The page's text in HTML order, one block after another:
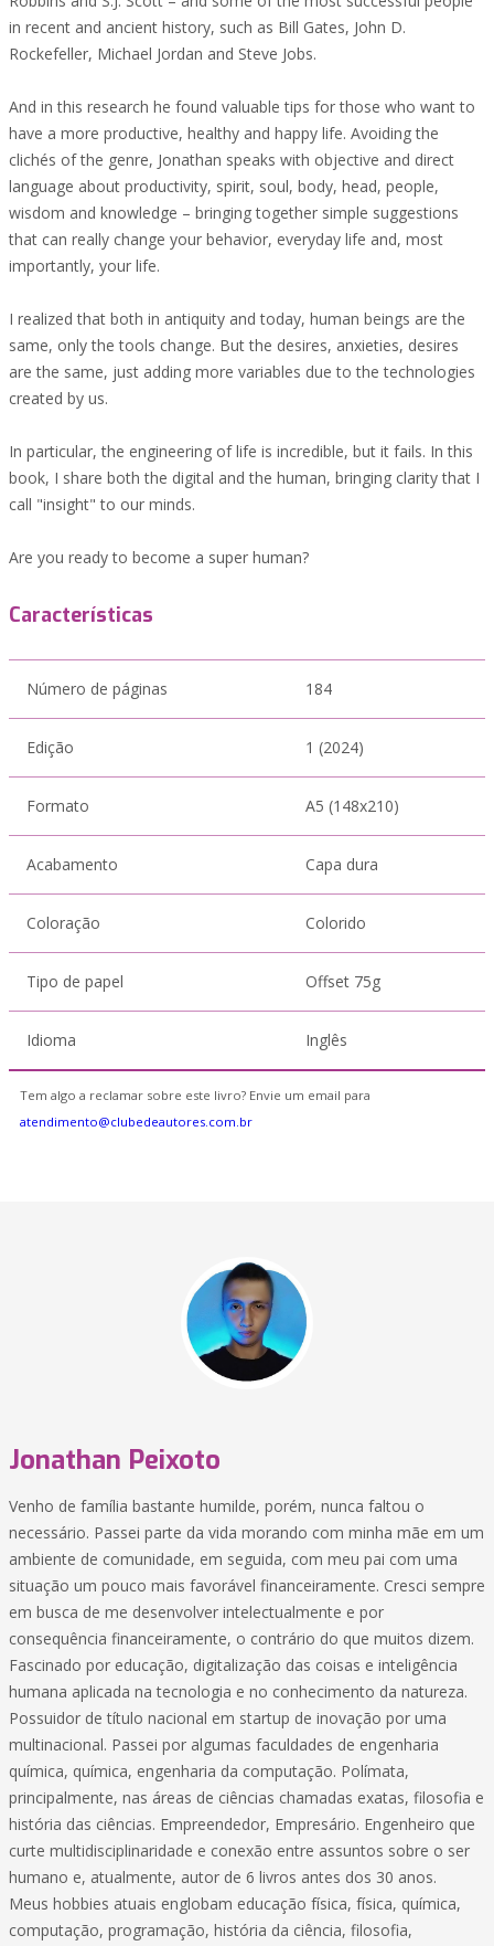
in recent and ancient history, such as Bill Gates, John D.
Rockefeller, Michael Jordan and Steve Jobs.
And in this research he found valuable tips for those who want to
have a more productive, healthy and happy life. Avoiding the
clichés of the genre, Jonathan speaks with objective and direct
language about productivity, spirit, soul, body, head, people,
wisdom and knowledge – bringing together simple suggestions
that can really change your behavior, everyday life and, most
importantly, your life.
I realized that both in antiquity and today, human beings are the
same, only the tools change. But the desires, anxieties, desires
are the same, just adding more variables due to the technologies
created by us.
In particular, the engineering of life is incredible, but it fails. In this
book, I share both the digital and the human, bringing clarity that I
call "insight" to our minds.
Are you ready to become a super human?
Características
Número de páginas 184
Edição 1 (2024)
Formato A5 (148x210)
Acabamento Capa dura
Coloração Colorido
Tipo de papel Offset 75g
Idioma Inglês
Tem algo a reclamar sobre este livro? Envie um email para
atendimento@clubedeautores.com.br
Jonathan Peixoto
Venho de família bastante humilde, porém, nunca faltou o
necessário. Passei parte da vida morando com minha mãe em um
ambiente de comunidade, em seguida, com meu pai com uma
situação um pouco mais favorável financeiramente. Cresci sempre
em busca de me desenvolver intelectualmente e por
consequência financeiramente, o contrário do que muitos dizem.
Fascinado por educação, digitalização das coisas e inteligência
humana aplicada na tecnologia e no conhecimento da natureza.
Possuidor de título nacional em startup de inovação por uma
multinacional. Passei por algumas faculdades de engenharia
química, química, engenharia da computação. Polímata,
principalmente, nas áreas de ciências chamadas exatas, filosofia e
história das ciências. Empreendedor, Empresário. Engenheiro que
curte multidisciplinaridade e conexão entre assuntos sobre o ser
humano e, atualmente, autor de 6 livros antes dos 30 anos.
Meus hobbies atuais englobam educação física, física, química,
computação, programação, história da ciência, filosofia,